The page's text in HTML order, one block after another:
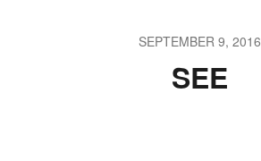
SEPTEMBER 9, 2016
SEE